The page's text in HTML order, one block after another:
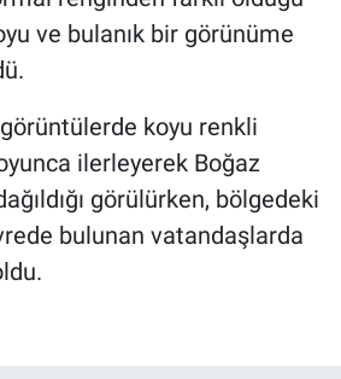
ve bulanık bir görünüme
koyu renkli
ilerleyerek Boğaz
görülürken, bölgedeki
bulunan vatandaşlarda